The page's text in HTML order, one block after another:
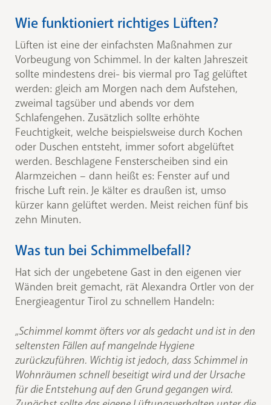
Wie funktioniert richtiges Lüften?
Lüften ist eine der einfachsten Maßnahmen zur
Vorbeugung von Schimmel. In der kalten Jahreszeit
sollte mindestens drei- bis viermal pro Tag gelüftet
werden: gleich am Morgen nach dem Aufstehen,
zweimal tagsüber und abends vor dem
Schlafengehen. Zusätzlich sollte erhöhte
Feuchtigkeit, welche beispielsweise durch Kochen
oder Duschen entsteht, immer sofort abgelüftet
werden. Beschlagene Fensterscheiben sind ein
Alarmzeichen – dann heißt es: Fenster auf und
frische Luft rein. Je kälter es draußen ist, umso
kürzer kann gelüftet werden. Meist reichen fünf bis
zehn Minuten.
Was tun bei Schimmelbefall?
Hat sich der ungebetene Gast in den eigenen vier
Wänden breit gemacht, rät Alexandra Ortler von der
Energieagentur Tirol zu schnellem Handeln:
„Schimmel kommt öfters vor als gedacht und ist in den
seltensten Fällen auf mangelnde Hygiene
zurückzuführen. Wichtig ist jedoch, dass Schimmel in
Wohnräumen schnell beseitigt wird und der Ursache
für die Entstehung auf den Grund gegangen wird.